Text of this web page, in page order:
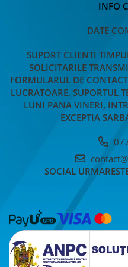
INFO
DATE
SUPORT CLIENTI
SOLICITARILE
FORMULARUL DE
LUCRATOARE. SUPORTUL
LUNI PANA VINERI,
EXCEPTIA
SOCIAL